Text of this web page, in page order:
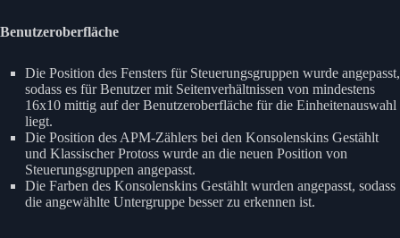
Benutzeroberfläche
Die Position des Fensters für Steuerungsgruppen wurde angepasst,
sodass es für Benutzer mit Seitenverhältnissen von mindestens
16x10 mittig auf der Benutzeroberfläche für die Einheitenauswahl
liegt.
Die Position des APM-Zählers bei den Konsolenskins Gestählt
und Klassischer Protoss wurde an die neuen Position von
Steuerungsgruppen angepasst.
Die Farben des Konsolenskins Gestählt wurden angepasst, sodass
die angewählte Untergruppe besser zu erkennen ist.